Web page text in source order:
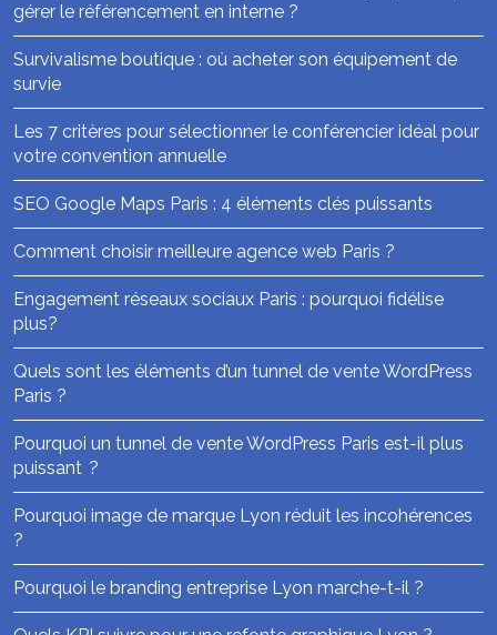
gérer le référencement en interne ?
Survivalisme boutique : où acheter son équipement de
survie
Les 7 critères pour sélectionner le conférencier idéal pour
votre convention annuelle
SEO Google Maps Paris : 4 éléments clés puissants
Comment choisir meilleure agence web Paris ?
Engagement réseaux sociaux Paris : pourquoi fidélise
plus?
Quels sont les éléments d’un tunnel de vente WordPress
Paris ?
Pourquoi un tunnel de vente WordPress Paris est-il plus
puissant ?
Pourquoi image de marque Lyon réduit les incohérences
?
Pourquoi le branding entreprise Lyon marche-t-il ?